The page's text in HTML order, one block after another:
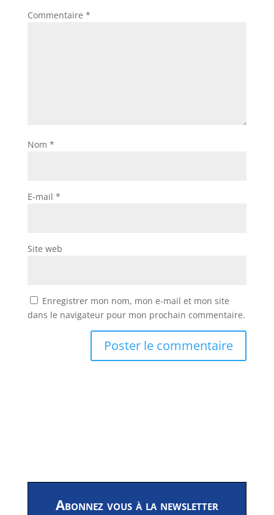
Commentaire *
Nom *
E-mail *
Site web
Enregistrer mon nom, mon e-mail et mon site
dans le navigateur pour mon prochain commentaire.
Abonnez vous à la newsletter